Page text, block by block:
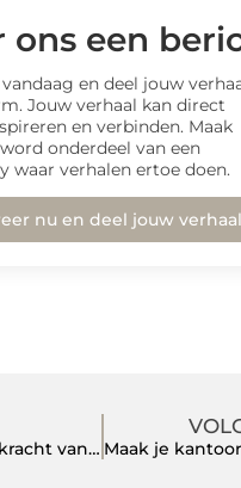
ons een
en deel jouw
Jouw verhaal kan direct
en verbinden. Maak
onderdeel van een
waar verhalen ertoe doen.
nu en deel jouw
Ontdek de kracht van kwalitatieve online technologie